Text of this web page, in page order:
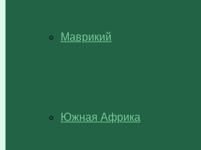
Маврикий
Южная Африка